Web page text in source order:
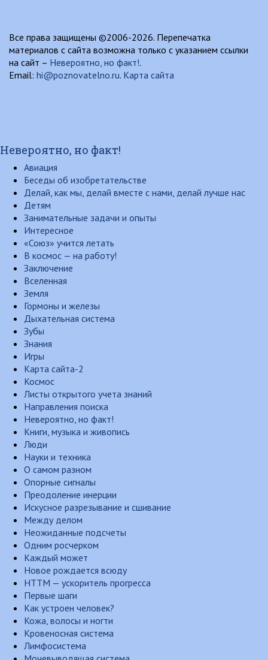
Все права защищены ©2006-2026. Перепечатка
материалов с сайта возможна только с указанием ссылки
на сайт – Невероятно, но факт!.
Email: hi@poznovatelno.ru. Карта сайта
Невероятно, но факт!
Авиация
Беседы об изобретательстве
Делай, как мы, делай вместе с нами, делай лучше нас
Детям
Занимательные задачи и опыты
Интересное
«Союз» учится летать
В космос — на работу!
Заключение
Вселенная
Земля
Гормоны и железы
Дыхательная система
Зубы
Знания
Игры
Карта сайта-2
Космос
Листы открытого учета знаний
Направления поиска
Невероятно, но факт!
Книги, музыка и живопись
Люди
Науки и техника
О самом разном
Опорные сигналы
Преодоление инерции
Искусное разрезывание и сшивание
Между делом
Неожиданные подсчеты
Одним росчерком
Каждый может
Новое рождается всюду
НТТМ — ускоритель прогресса
Первые шаги
Как устроен человек?
Кожа, волосы и ногти
Кровеносная система
Лимфосистема